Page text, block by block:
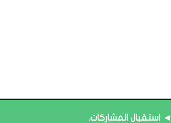
◄ استقبال المشاركات.